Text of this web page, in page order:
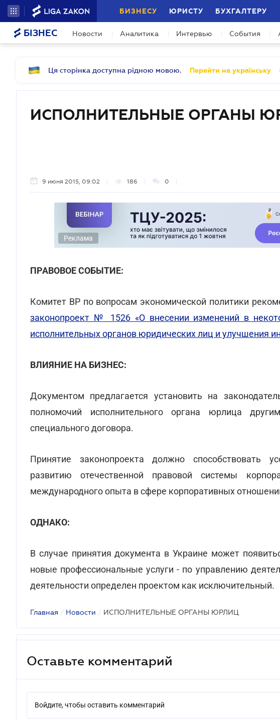
БИЗНЕСУ ЮРИСТУ БУХГАЛТЕРУ
БІЗНЕС Новости Аналитика Интервью События
Ця сторінка доступна рідною мовою. Перейти на українську
ИСПОЛНИТЕЛЬНЫЕ ОРГАНЫ
9 июня 2015, 09:02 186 0
Реклама
ПРАВОВОЕ СОБЫТИЕ:
Комитет ВР по вопросам экономической политики
законопроект № 1526 «О внесении изменений в
исполнительных органов юридических лиц и улучшения
ВЛИЯНИЕ НА БИЗНЕС:
Документом предлагается установить на
полномочий исполнительного органа юрлица
специального договора.
Принятие законопроекта должно способствовать
развитию отечественной правовой системы
международного опыта в сфере корпоративных
ОДНАКО:
В случае принятия документа в Украине может
новые профессиональные услуги - по управлению
деятельности определен проектом как исключительный.
Главная / Новости / ИСПОЛНИТЕЛЬНЫЕ ОРГАНЫ ЮРЛИЦ
Оставьте комментарий
Войдите, чтобы оставить комментарий